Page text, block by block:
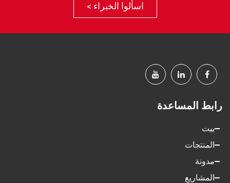
اسألوا الخبراء >
رابط المساعدة
بيت
المنتجات
مدونة
المشاريع